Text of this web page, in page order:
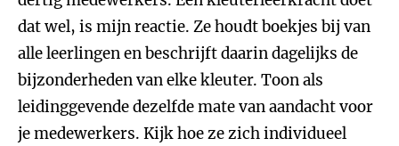
dat wel, is mijn reactie. Ze houdt boekjes bij van
alle leerlingen en beschrijft daarin dagelijks de
bijzonderheden van elke kleuter. Toon als
leidinggevende dezelfde mate van aandacht voor
je medewerkers. Kijk hoe ze zich individueel